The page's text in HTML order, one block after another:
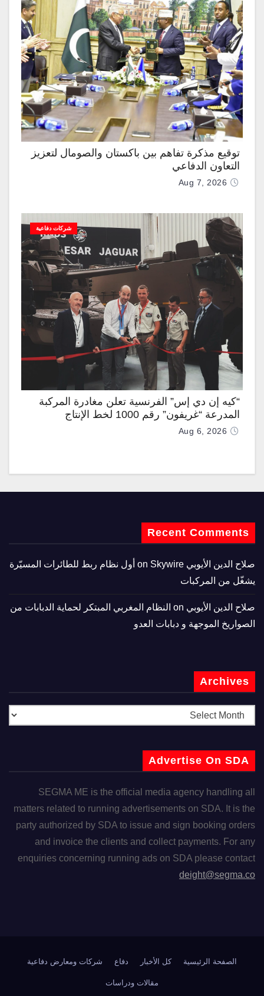
توقيع مذكرة تفاهم بين باكستان والصومال لتعزيز
التعاون الدفاعي
Aug 7, 2026
شركات دفاعية
“كيه إن دي إس” الفرنسية تعلن مغادرة المركبة
المدرعة “غريفون” رقم 1000 لخط الإنتاج
Aug 6, 2026
Recent Comments
صلاح الدين الأيوبي
Skywire أول نظام ربط للطائرات المسيّرة
يشغّل من المركبات
صلاح الدين الأيوبي
النظام المغربي المبتكر لحماية الدبابات من
الصواريخ الموجهة و دبابات العدو
Archives
Advertise On SDA
SEGMA ME is the official media agency handling all
matters related to running advertisements on SDA. It is the
party authorized by SDA to issue and sign booking orders
and invoice the clients and collect payments. For any
enquiries concerning running ads on SDA please contact
deight@segma.co
الصفحة الرئيسية كل الأخبار دفاع شركات ومعارض دفاعية
مقالات ودراسات